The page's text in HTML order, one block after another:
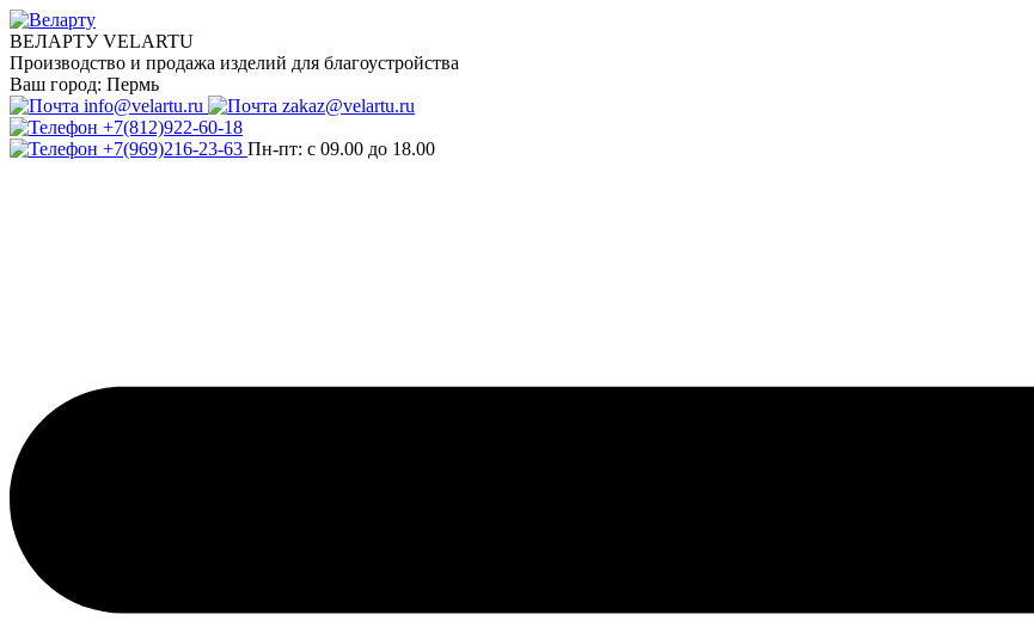
ВЕЛАРТУ VELARTU
Производство и продажа изделий для благоустройства
Ваш город: Пермь
info@velartu.ru
zakaz@velartu.ru
+7(812)922-60-18
+7(969)216-23-63 Пн-пт: с 09.00 до 18.00